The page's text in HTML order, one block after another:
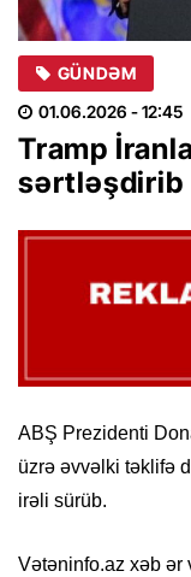
GÜNDƏM
01.06.2026 - 12:45
Tramp
sərtləşdirib
ABŞ Prezidenti
üzrə əvvəlki təklifə
irəli sürüb.
Vətəninfo.az xəb ər